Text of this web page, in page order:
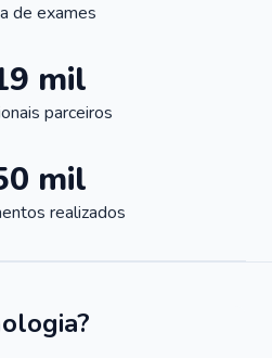
de exames
mil
parceiros
mil
realizados